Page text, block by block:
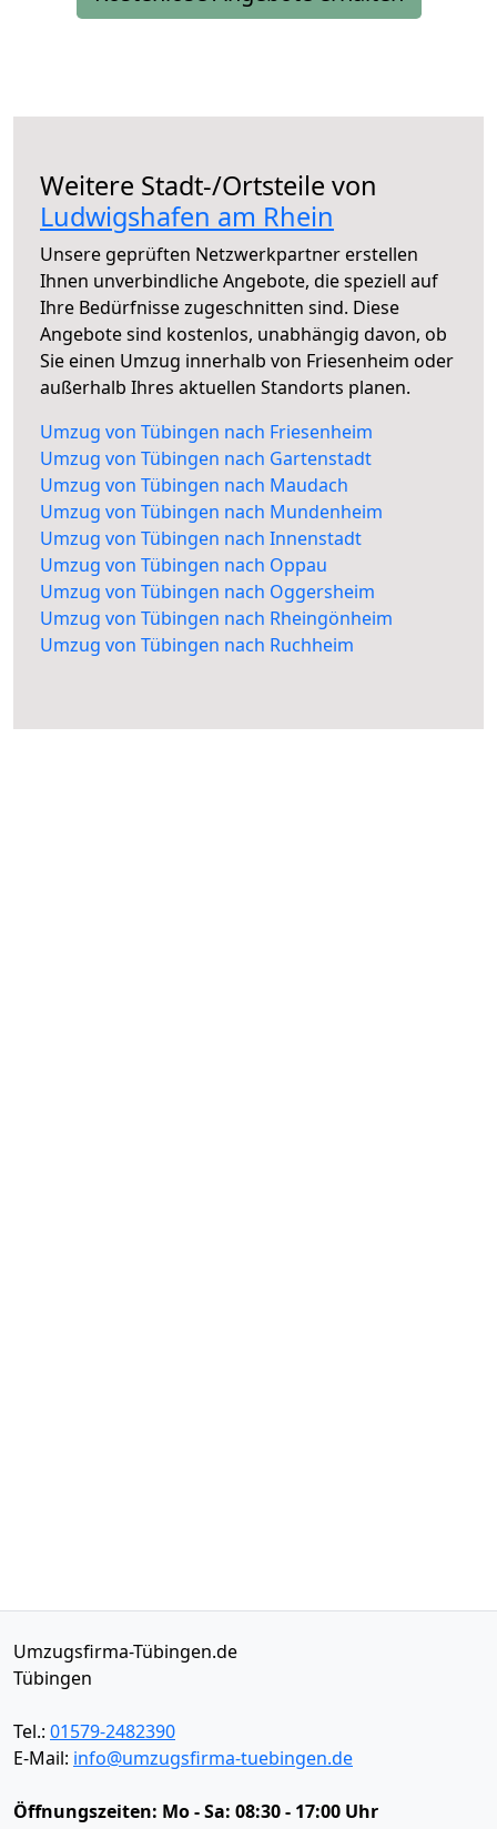
Weitere Stadt-/Ortsteile von
Ludwigshafen am Rhein
Unsere geprüften Netzwerkpartner erstellen
Ihnen unverbindliche Angebote, die speziell auf
Ihre Bedürfnisse zugeschnitten sind. Diese
Angebote sind kostenlos, unabhängig davon, ob
Sie einen Umzug innerhalb von Friesenheim oder
außerhalb Ihres aktuellen Standorts planen.
Umzug von Tübingen nach Friesenheim
Umzug von Tübingen nach Gartenstadt
Umzug von Tübingen nach Maudach
Umzug von Tübingen nach Mundenheim
Umzug von Tübingen nach Innenstadt
Umzug von Tübingen nach Oppau
Umzug von Tübingen nach Oggersheim
Umzug von Tübingen nach Rheingönheim
Umzug von Tübingen nach Ruchheim
Umzugsfirma-Tübingen.de
Tübingen
Tel.: 01579-2482390
E-Mail: info@umzugsfirma-tuebingen.de
Öffnungszeiten: Mo - Sa: 08:30 - 17:00 Uhr